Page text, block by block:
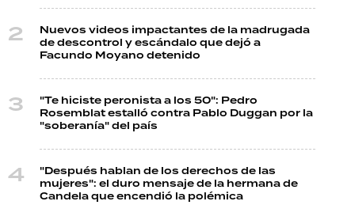
Nuevos videos impactantes de la madrugada
de descontrol y escándalo que dejó a
Facundo Moyano detenido
"Te hiciste peronista a los 50": Pedro
Rosemblat estalló contra Pablo Duggan por la
"soberanía" del país
"Después hablan de los derechos de las
mujeres": el duro mensaje de la hermana de
Candela que encendió la polémica